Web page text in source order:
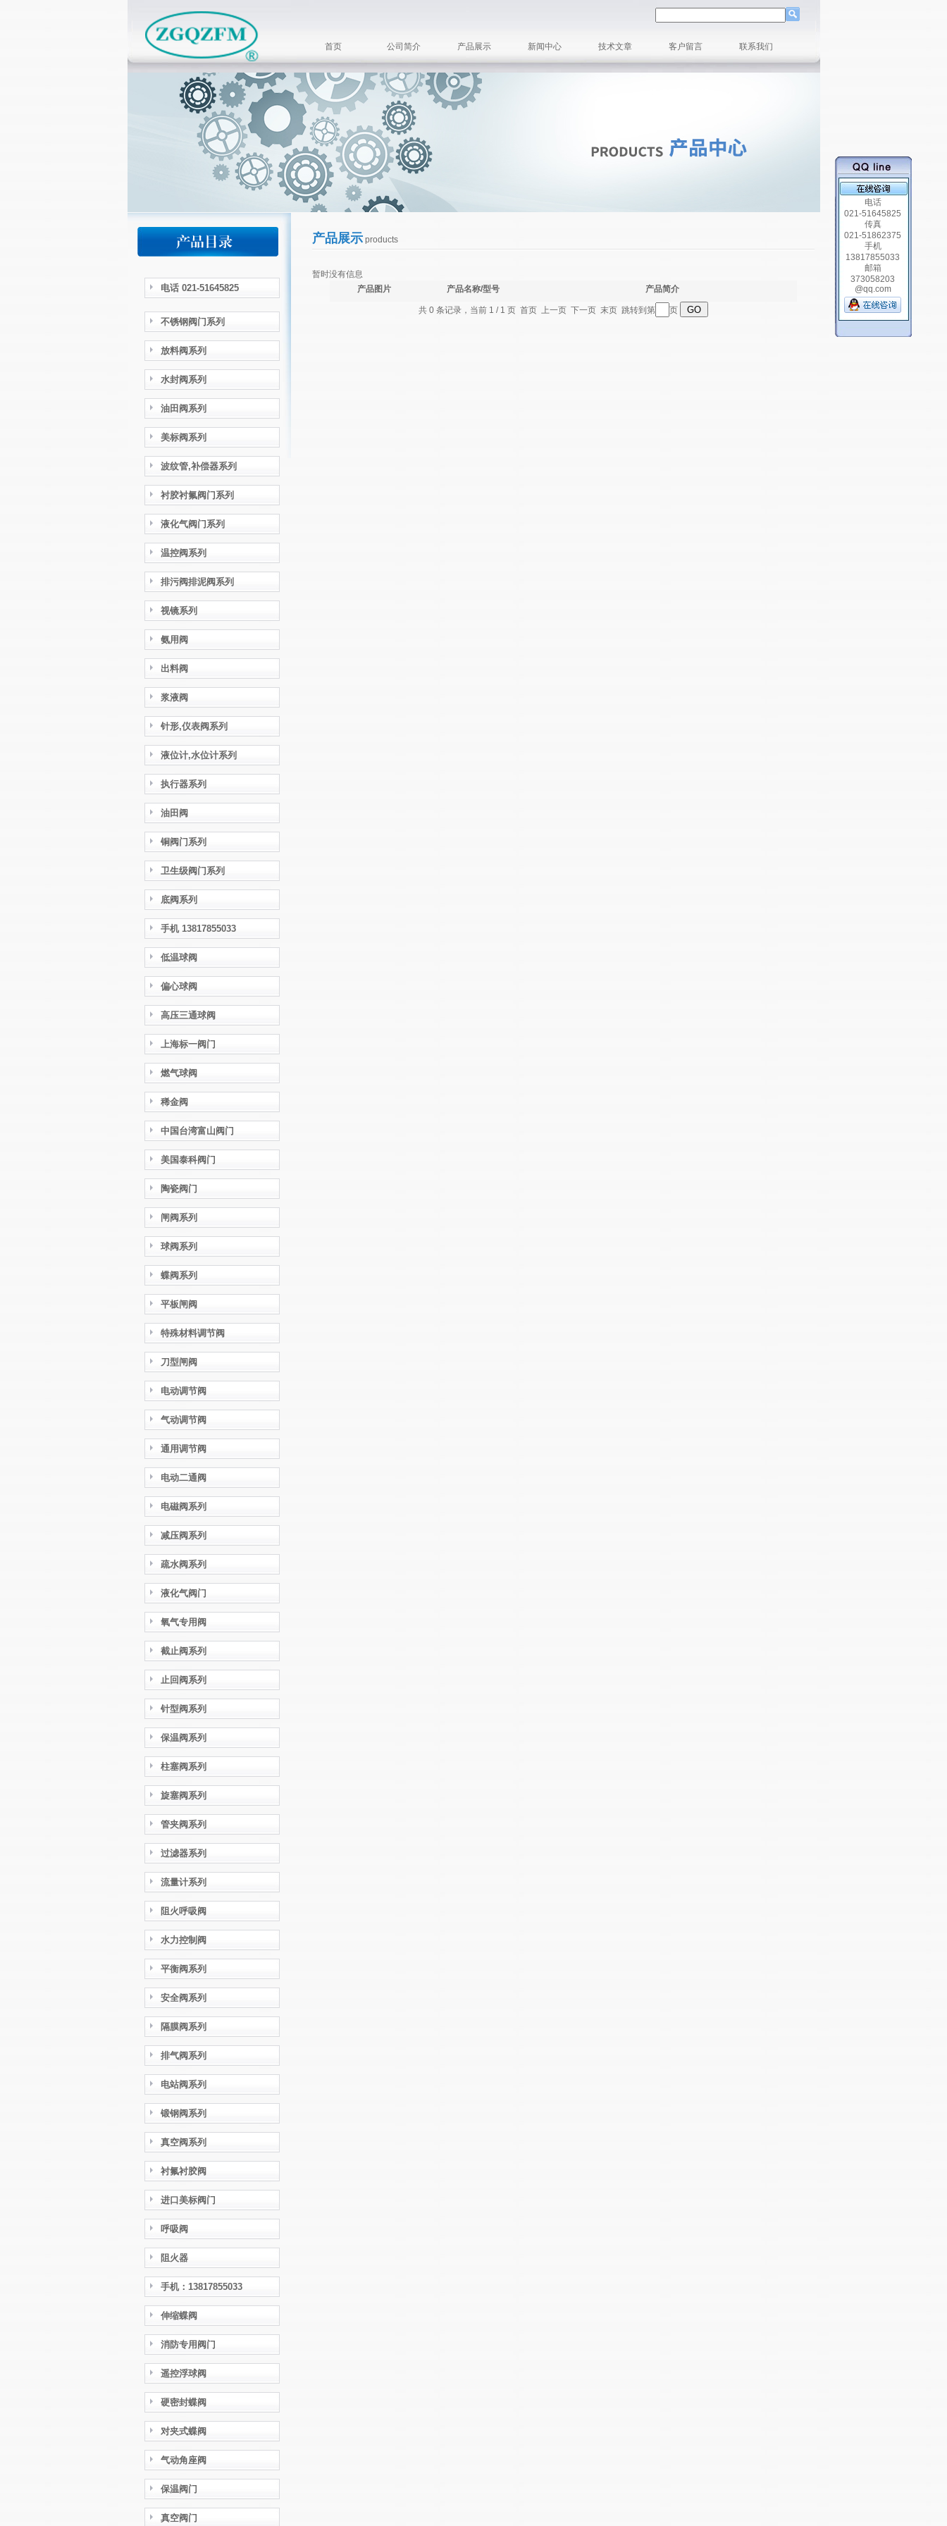
首页 公司简介 产品展示 新闻中心 技术文章 客户留言 联系我们
电话 021-51645825
不锈钢阀门系列
放料阀系列
水封阀系列
油田阀系列
美标阀系列
波纹管,补偿器系列
衬胶衬氟阀门系列
液化气阀门系列
温控阀系列
排污阀排泥阀系列
视镜系列
氨用阀
出料阀
浆液阀
针形,仪表阀系列
液位计,水位计系列
执行器系列
油田阀
铜阀门系列
卫生级阀门系列
底阀系列
手机 13817855033
低温球阀
偏心球阀
高压三通球阀
上海标一阀门
燃气球阀
稀金阀
中国台湾富山阀门
美国泰科阀门
陶瓷阀门
闸阀系列
球阀系列
蝶阀系列
平板闸阀
特殊材料调节阀
刀型闸阀
电动调节阀
气动调节阀
通用调节阀
电动二通阀
电磁阀系列
减压阀系列
疏水阀系列
液化气阀门
氧气专用阀
截止阀系列
止回阀系列
针型阀系列
保温阀系列
柱塞阀系列
旋塞阀系列
管夹阀系列
过滤器系列
流量计系列
阻火呼吸阀
水力控制阀
平衡阀系列
安全阀系列
隔膜阀系列
排气阀系列
电站阀系列
锻钢阀系列
真空阀系列
衬氟衬胶阀
进口美标阀门
呼吸阀
阻火器
手机：13817855033
伸缩蝶阀
消防专用阀门
遥控浮球阀
硬密封蝶阀
对夹式蝶阀
气动角座阀
保温阀门
真空阀门
产品展示 products
暂时没有信息
产品图片
产品名称/型号 产品简介
共 0 条记录，当前 1 / 1 页 首页 上一页 下一页 末页 跳转到第 页
电话
021-51645825
传真
021-51862375
手机
13817855033
邮箱
373058203
@qq.com